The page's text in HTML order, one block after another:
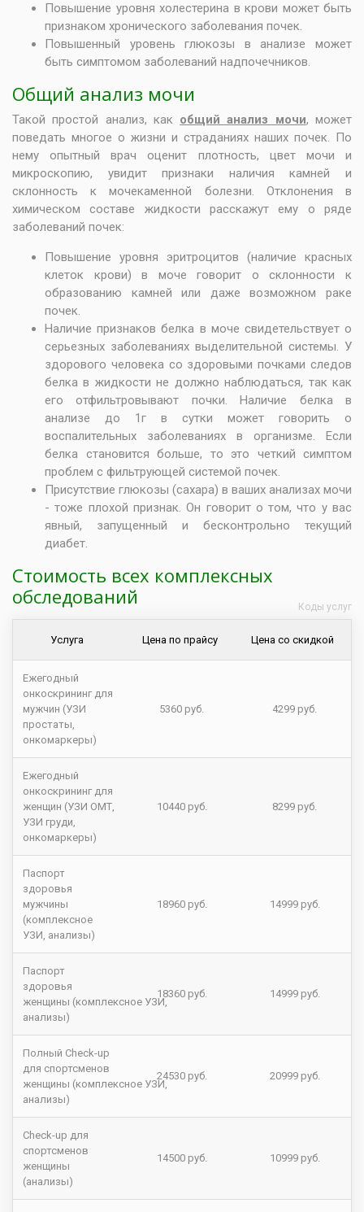
Повышение уровня холестерина в крови может быть
признаком хронического заболевания почек.
Повышенный уровень глюкозы в анализе может
быть симптомом заболеваний надпочечников.
Общий анализ мочи
Такой простой анализ, как общий анализ мочи, может
поведать многое о жизни и страданиях наших почек. По
нему опытный врач оценит плотность, цвет мочи и
микроскопию, увидит признаки наличия камней и
склонность к мочекаменной болезни. Отклонения в
химическом составе жидкости расскажут ему о ряде
заболеваний почек:
Повышение уровня эритроцитов (наличие красных
клеток крови) в моче говорит о склонности к
образованию камней или даже возможном раке
почек.
Наличие признаков белка в моче свидетельствует о
серьезных заболеваниях выделительной системы. У
здорового человека со здоровыми почками следов
белка в жидкости не должно наблюдаться, так как
его отфильтровывают почки. Наличие белка в
анализе до 1г в сутки может говорить о
воспалительных заболеваниях в организме. Если
белка становится больше, то это четкий симптом
проблем с фильтрующей системой почек.
Присутствие глюкозы (сахара) в ваших анализах мочи
- тоже плохой признак. Он говорит о том, что у вас
явный, запущенный и бесконтрольно текущий
диабет.
Стоимость всех комплексных
обследований
Услуга Цена по прайсу Цена со скидкой
Ежегодный
онкоскрининг для
мужчин (УЗИ
простаты,
онкомаркеры)
5360 руб. 4299 руб.
Ежегодный
онкоскрининг для
женщин (УЗИ ОМТ,
УЗИ груди,
онкомаркеры)
10440 руб. 8299 руб.
Паспорт
здоровья
мужчины
(комплексное
УЗИ, анализы)
18960 руб. 14999 руб.
Паспорт
здоровья
женщины (комплексное УЗИ,
анализы)
18360 руб. 14999 руб.
Полный Check-up
для спортсменов
женщины (комплексное УЗИ,
анализы)
24530 руб. 20999 руб.
Check-up для
спортсменов
женщины
(анализы)
14500 руб. 10999 руб.
Коды услуг